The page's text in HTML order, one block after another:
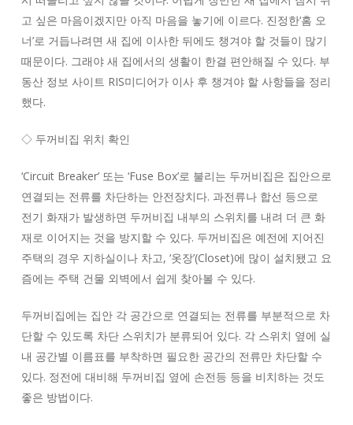
고 싶은 마음이겠지만 아직 마음을 놓기에 이르다. 진정한‘홈 오
너’로 거듭나려면 새 집에 이사한 뒤에도 챙겨야 할 것들이 많기
때문이다. 그래야 새 집에서의 생활이 한결 편안해질 수 있다. 부
동산 정보 사이트 RIS미디어가 이사 후 챙겨야 할 사항들을 정리
했다.
◇ 두꺼비집 위치 확인
‘Circuit Breaker’ 또는 ‘Fuse Box’로 불리는 두꺼비집은 집안으로
연결되는 전류를 차단하는 안전장치다. 과전류나 합선 등으로
전기 화재가 발생하면 두꺼비집 내부의 스위치를 내려 더 큰 화
재로 이어지는 것을 방지할 수 있다. 두꺼비집은 예전에 지어진
주택의 경우 지하실이나 차고, ‘옷장’(Closet)에 많이 설치됐고 요
즘에는 주택 건물 외벽에서 쉽게 찾아볼 수 있다.
두꺼비집에는 집안 각 공간으로 연결되는 전류를 부분적으로 차
단할 수 있도록 차단 스위치가 분류되어 있다. 각 스위치 옆에 실
내 공간별 이름표를 부착하면 필요한 공간의 전류만 차단할 수
있다. 정전에 대비해 두꺼비집 옆에 손전등 등을 비치하는 것도
좋은 방법이다.